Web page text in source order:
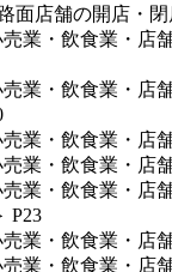
面店舗の開店・
業・飲食業・
業・飲食業・
業・飲食業・
業・飲食業・
業・飲食業・
P23
業・飲食業・
業・飲食業・